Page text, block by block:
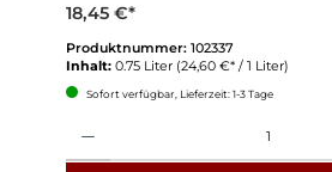
18,45 €*
Produktnummer: 102337
Inhalt: 0.75 Liter (24,60 €* / 1 Liter)
Sofort verfügbar, Lieferzeit: 1-3 Tage